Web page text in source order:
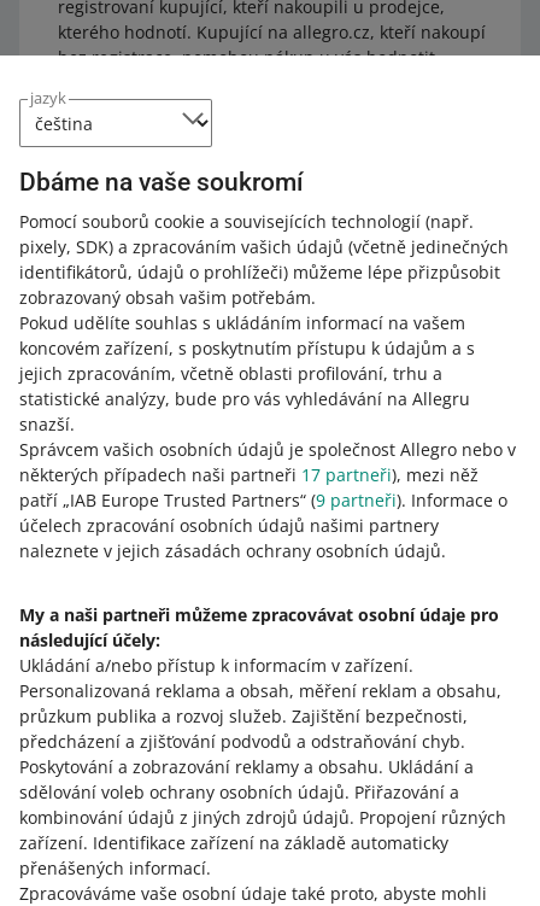
jazyk
Dbáme na vaše soukromí
Pomocí souborů cookie a souvisejících technologií (např.
pixely, SDK) a zpracováním vašich údajů (včetně jedinečných
identifikátorů, údajů o prohlížeči) můžeme lépe přizpůsobit
zobrazovaný obsah vašim potřebám.
Pokud udělíte souhlas s ukládáním informací na vašem
koncovém zařízení, s poskytnutím přístupu k údajům a s
jejich zpracováním, včetně oblasti profilování, trhu a
statistické analýzy, bude pro vás vyhledávání na Allegru
snazší.
Správcem vašich osobních údajů je společnost Allegro nebo v
některých případech naši partneři 17 partneři), mezi něž
patří „IAB Europe Trusted Partners“ (9 partneři). Informace o
účelech zpracování osobních údajů našimi partnery
naleznete v jejich zásadách ochrany osobních údajů.
My a naši partneři můžeme zpracovávat osobní údaje pro
následující účely:
Ukládání a/nebo přístup k informacím v zařízení.
Personalizovaná reklama a obsah, měření reklam a obsahu,
průzkum publika a rozvoj služeb. Zajištění bezpečnosti,
předcházení a zjišťování podvodů a odstraňování chyb.
Poskytování a zobrazování reklamy a obsahu. Ukládání a
sdělování voleb ochrany osobních údajů. Přiřazování a
kombinování údajů z jiných zdrojů údajů. Propojení různých
zařízení. Identifikace zařízení na základě automaticky
přenášených informací.
Zpracováváme vaše osobní údaje také proto, abyste mohli
registrovaní kupující, kteří nakoupili u prodejce,
kterého hodnotí. Kupující na allegro.cz, kteří nakoupí
bez registrace, nemohou nákup u vás hodnotit.
Kupující nemohou hodnotit zrušené nákupy.
Nemůžete sami odstranit hodnocení
zanechané kupujícím. Můžete ale požádat kupujícího
o změnu nebo odstranění hodnocení
O odstranění nebo změnuposkytnutého hodnocení
můžete kupujícího požádat pouze jednou. Pokud
ovšem kupující své hodnocení změní nebo ho odstraní
a poskytne vám nové, budeme ho považovat za nové
hodnocení. Proto můžete kupujícího požádat o jeho
změnu nebo odstranění.
Pokud kupující své hodnocení odstraní, může vám
poskytnout nové do 90 dní od nákupu.
Až uplyne 90 dní od nákupu, může nás kupující
kontaktovat a požádat o vymazání hodnocení, které
vystavil prodejci.
Pokud kupující své hodnocení změní nebo ho odstraní
každé hodnocení (přidané pro nákupy od stejného
prodejce, mezi nimiž uplynuly alespoň 3 dny) – ode
dne, kdy bylo poskytnuto (pokud kupující odstranil
hodnocení a poskytl nové) nebo upraveno (pokud
kupující své hodnocení změnil).
Potřebujete pomoc?
KONTAKTUJTE NÁS